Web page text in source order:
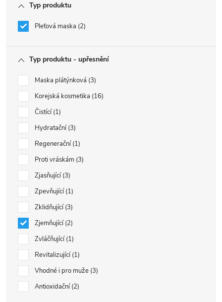
Typ produktu
Pleťová maska 2
Typ produktu - upřesnění
Maska plátýnková 3
Korejská kosmetika 16
Čistící 1
Hydratační 3
Regenerační 1
Proti vráskám 3
Zjasňující 3
Zpevňující 1
Zklidňující 3
Zjemňující 2
Zvláčňující 1
Revitalizující 1
Vhodné i pro muže 3
Antioxidační 2